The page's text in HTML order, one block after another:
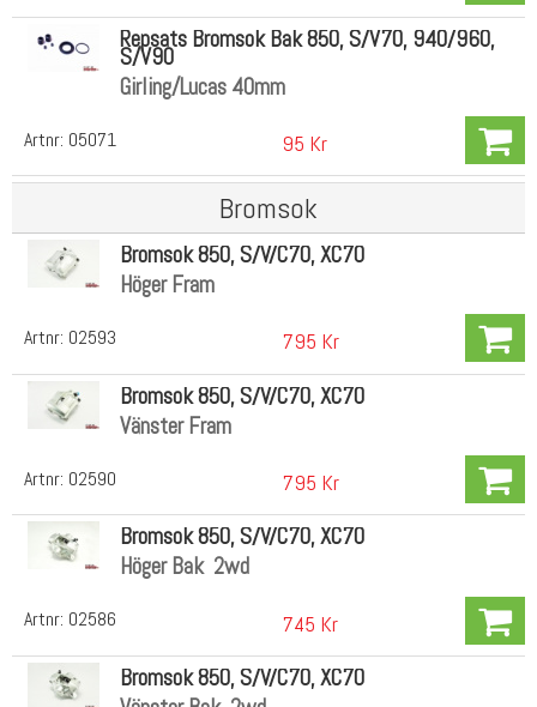
Artnr: 05071
Repsats Bromsok Bak 850, S/V70, 940/960,
S/V90
Girling/Lucas 40mm
95 Kr
Bromsok
Artnr: 02593
Bromsok 850, S/V/C70, XC70
Höger Fram
795 Kr
Artnr: 02590
Bromsok 850, S/V/C70, XC70
Vänster Fram
795 Kr
Artnr: 02586
Bromsok 850, S/V/C70, XC70
Höger Bak 2wd
745 Kr
Bromsok 850, S/V/C70, XC70